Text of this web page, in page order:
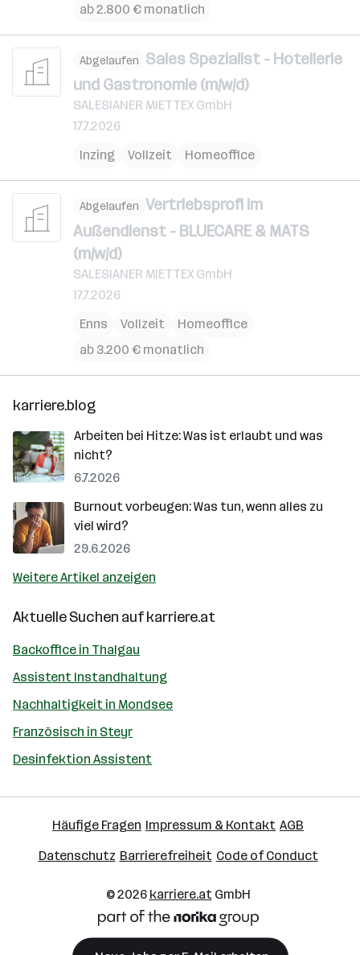
ab 2.800 € monatlich
Abgelaufen Sales Spezialist - Hotellerie
und Gastronomie (m/w/d)
SALESIANER MIETTEX GmbH
17.7.2026
Inzing
Vollzeit Homeoffice
Abgelaufen Vertriebsprofi im
Außendienst - BLUECARE & MATS
(m/w/d)
SALESIANER MIETTEX GmbH
17.7.2026
Enns
Vollzeit
Homeoffice
ab 3.200 € monatlich
karriere.blog
Arbeiten bei Hitze: Was ist erlaubt und was
nicht?
6.7.2026
Burnout vorbeugen: Was tun, wenn alles zu
viel wird?
29.6.2026
Weitere Artikel anzeigen
Aktuelle Suchen aufkarriere.at
Backoffice in Thalgau
Assistent Instandhaltung
Nachhaltigkeit in Mondsee
Französisch in Steyr
Desinfektion Assistent
Häufige Fragen Impressum & Kontakt AGB
Datenschutz Barrierefreiheit Code of Conduct
© 2026 karriere.at GmbH